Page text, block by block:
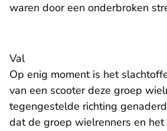
waren door een onderbroken
Val
Op enig moment is het
van een scooter deze groep
tegengestelde richting
dat de groep wielrenners en